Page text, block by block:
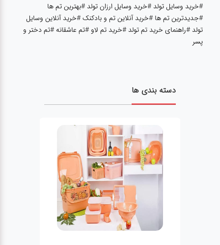
#خرید وسایل تولد #خرید وسایل ارزان تولد #بهترین تم ها
#جدیدترین تم ها #خرید آنلاین تم و بادکنک #خرید آنلاین وسایل
تولد #راهنمای خرید تم تولد #خرید تم لاو #تم عاشقانه #تم دختر و
پسر
دسته بندی ها